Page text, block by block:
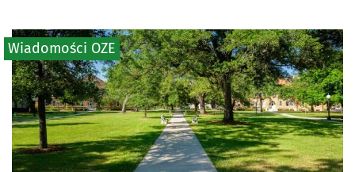
Wiadomości OZE